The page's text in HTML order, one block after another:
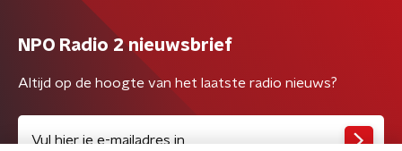
NPO Radio 2 nieuwsbrief
Altijd op de hoogte van het laatste radio nieuws?